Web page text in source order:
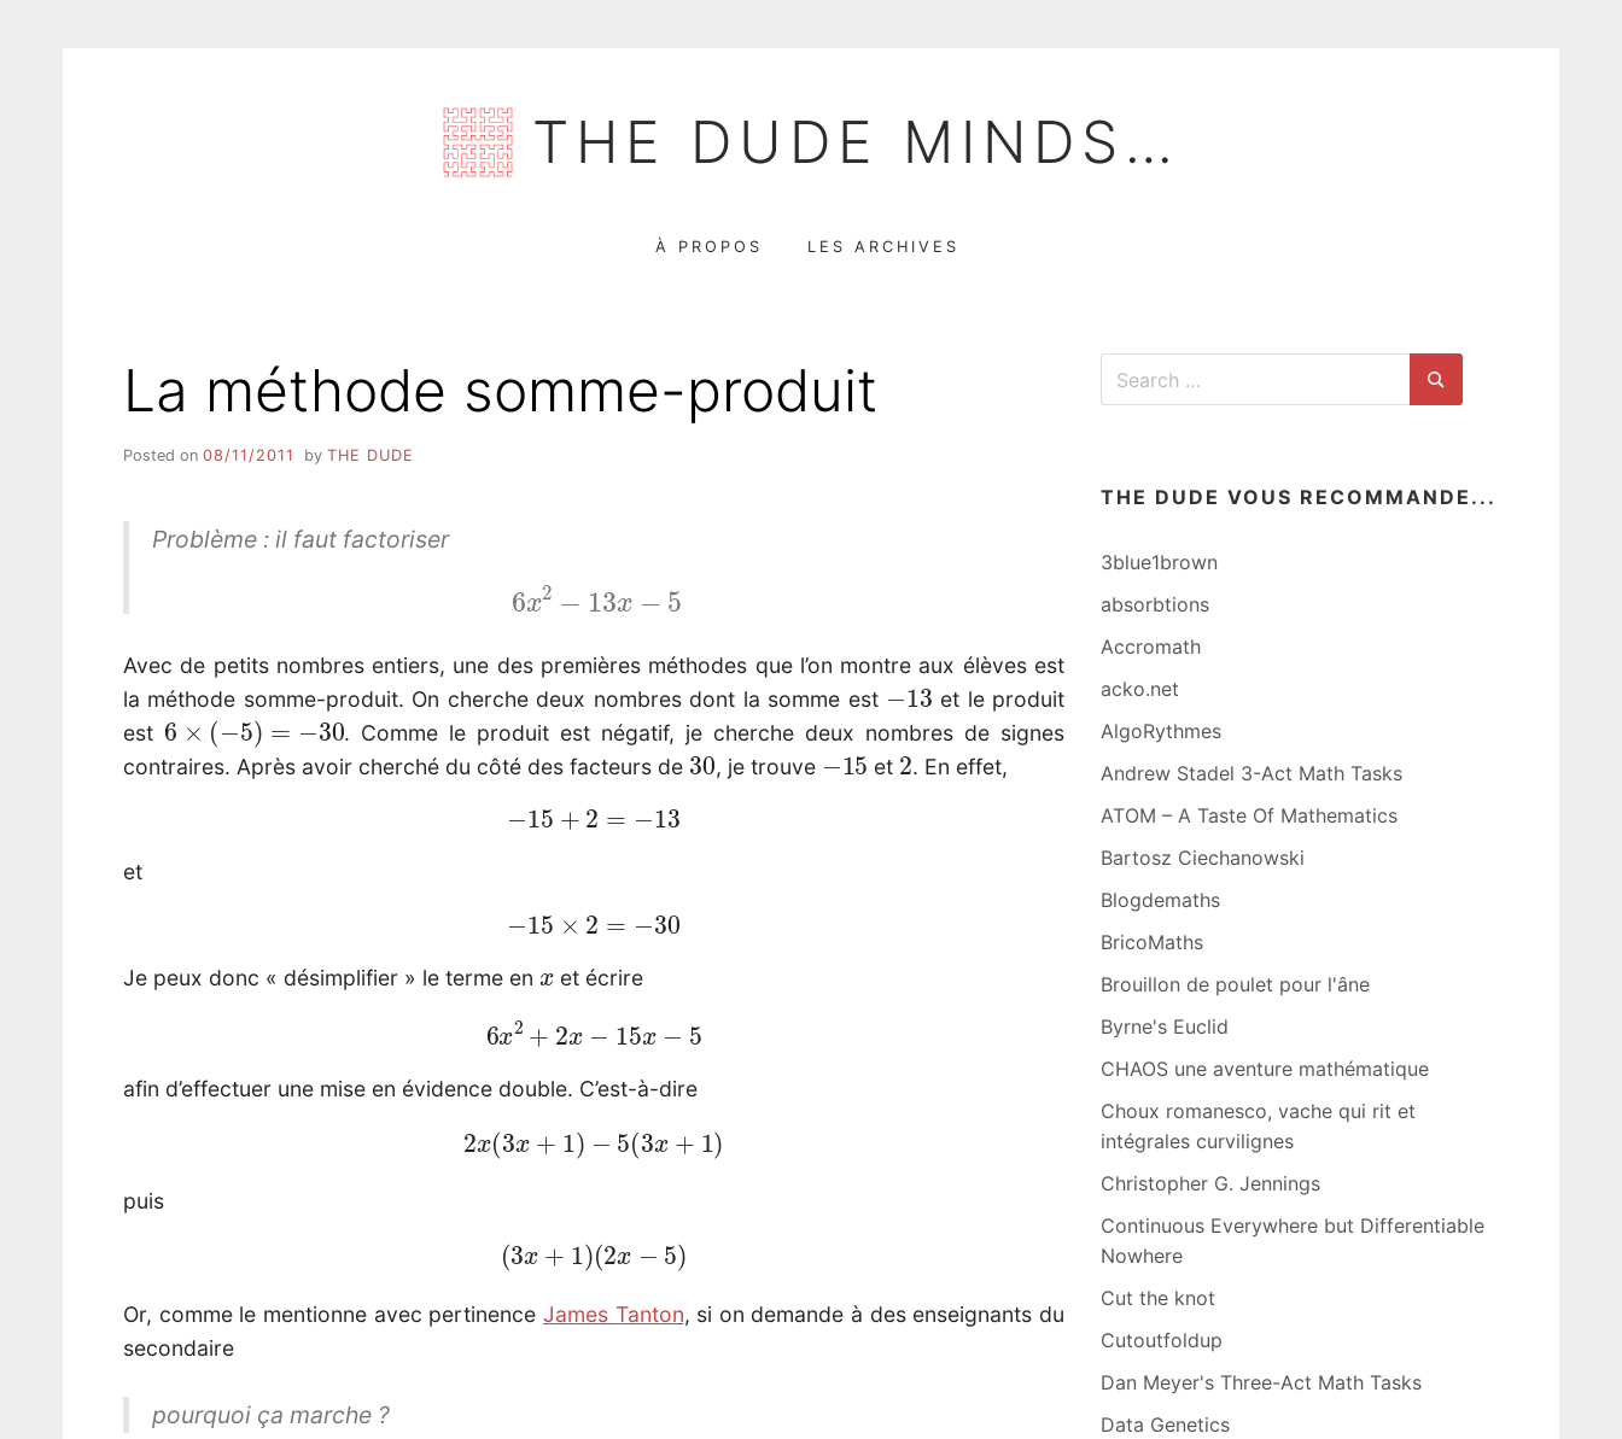
THE DUDE MINDS…
À PROPOS LES ARCHIVES
La méthode somme-produit
Posted on 08/11/2011 by THE DUDE
Problème : il faut factoriser
6 x −13 5
Avec de petits nombres entiers, une des premières méthodes que l’on montre aux élèves est
la méthode somme-produit. On cherche deux nombres dont la somme est
−13
et le produit
est
6×(−5 )=−30
. Comme le produit est négatif, je cherche deux nombres de signes
contraires. Après avoir cherché du côté des facteurs de
30
, je trouve
−15
et
2
. En effet,
− 15 + 2 =− 13
et
− 15× 2 =− 30
Je peux donc « désimplifier » le terme en et écrire
6x 2 +2 15
afin d’effectuer une mise en évidence double. C’est-à-dire
2x(3 x +1) 5(3x+ 1 )
puis
(3 + 1)(2x )
Or, comme le mentionne avec pertinence James Tanton, si on demande à des enseignants du
secondaire
pourquoi ça marche ?
Search
for:
Search
THE DUDE VOUS RECOMMANDE...
3blue1brown
absorbtions
Accromath
acko.net
AlgoRythmes
Andrew Stadel 3-Act Math Tasks
ATOM – A Taste Of Mathematics
Bartosz Ciechanowski
Blogdemaths
BricoMaths
Brouillon de poulet pour l'âne
Byrne's Euclid
CHAOS une aventure mathématique
Choux romanesco, vache qui rit et
intégrales curvilignes
Christopher G. Jennings
Continuous Everywhere but Differentiable
Nowhere
Cut the knot
Cutoutfoldup
Dan Meyer's Three-Act Math Tasks
Data Genetics